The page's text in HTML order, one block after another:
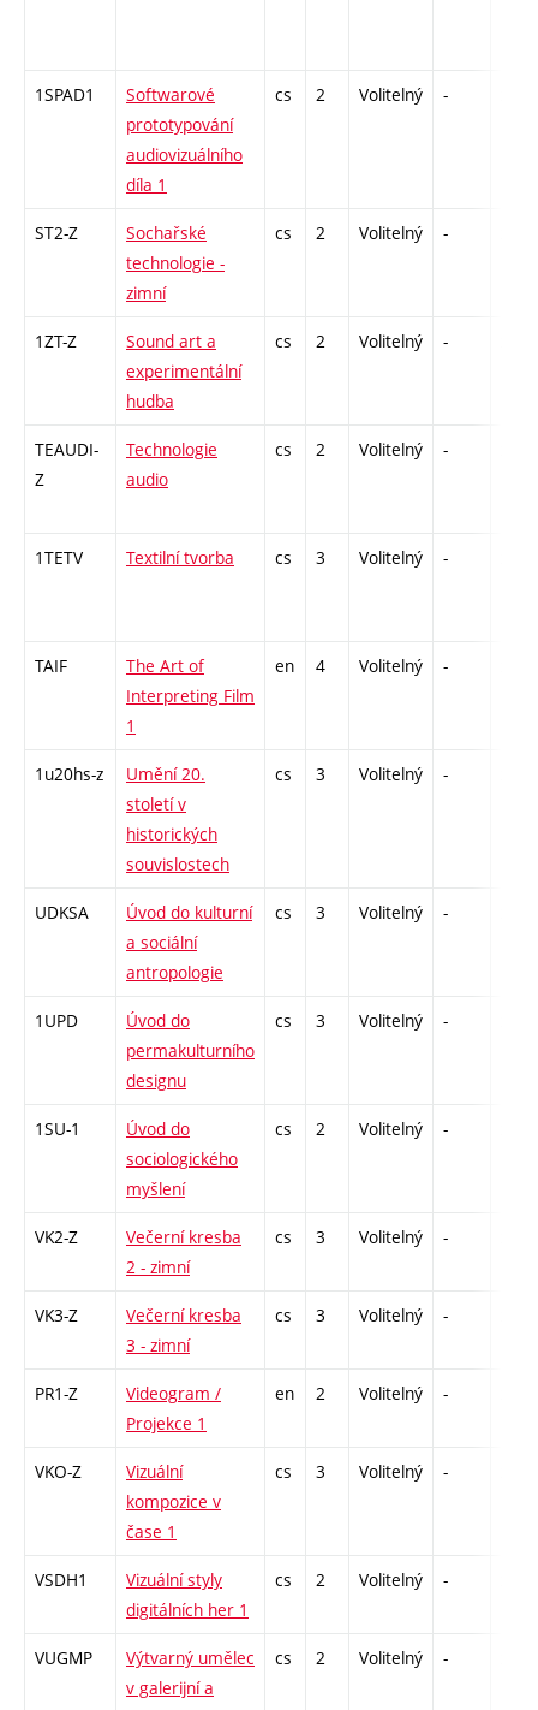
1SPAD1
Softwarové
prototypování
audiovizuálního
díla 1
cs 2 Volitelný -
ST2-Z
Sochařské
technologie -
zimní
cs 2 Volitelný -
1ZT-Z
Sound art a
experimentální
hudba
cs 2 Volitelný -
TEAUDI-
Z
Technologie
audio
cs 2 Volitelný -
1TETV Textilní tvorba cs 3 Volitelný -
TAIF
The Art of
Interpreting Film
1
en 4 Volitelný -
1u20hs-z
Umění 20.
století v
historických
souvislostech
cs 3 Volitelný -
UDKSA
Úvod do kulturní
a sociální
antropologie
cs 3 Volitelný -
1UPD
Úvod do
permakulturního
designu
cs 3 Volitelný -
1SU-1
Úvod do
sociologického
myšlení
cs 2 Volitelný -
VK2-Z
Večerní kresba
2 - zimní
cs 3 Volitelný -
VK3-Z
Večerní kresba
3 - zimní
cs 3 Volitelný -
PR1-Z
Videogram /
Projekce 1
en 2 Volitelný -
VKO-Z
Vizuální
kompozice v
čase 1
cs 3 Volitelný -
VSDH1
Vizuální styly
digitálních her 1
cs 2 Volitelný -
VUGMP
Výtvarný umělec
v galerijní a
cs 2 Volitelný -